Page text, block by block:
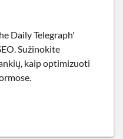
Daily Telegraph'
Sužinokite
kaip optimizuoti